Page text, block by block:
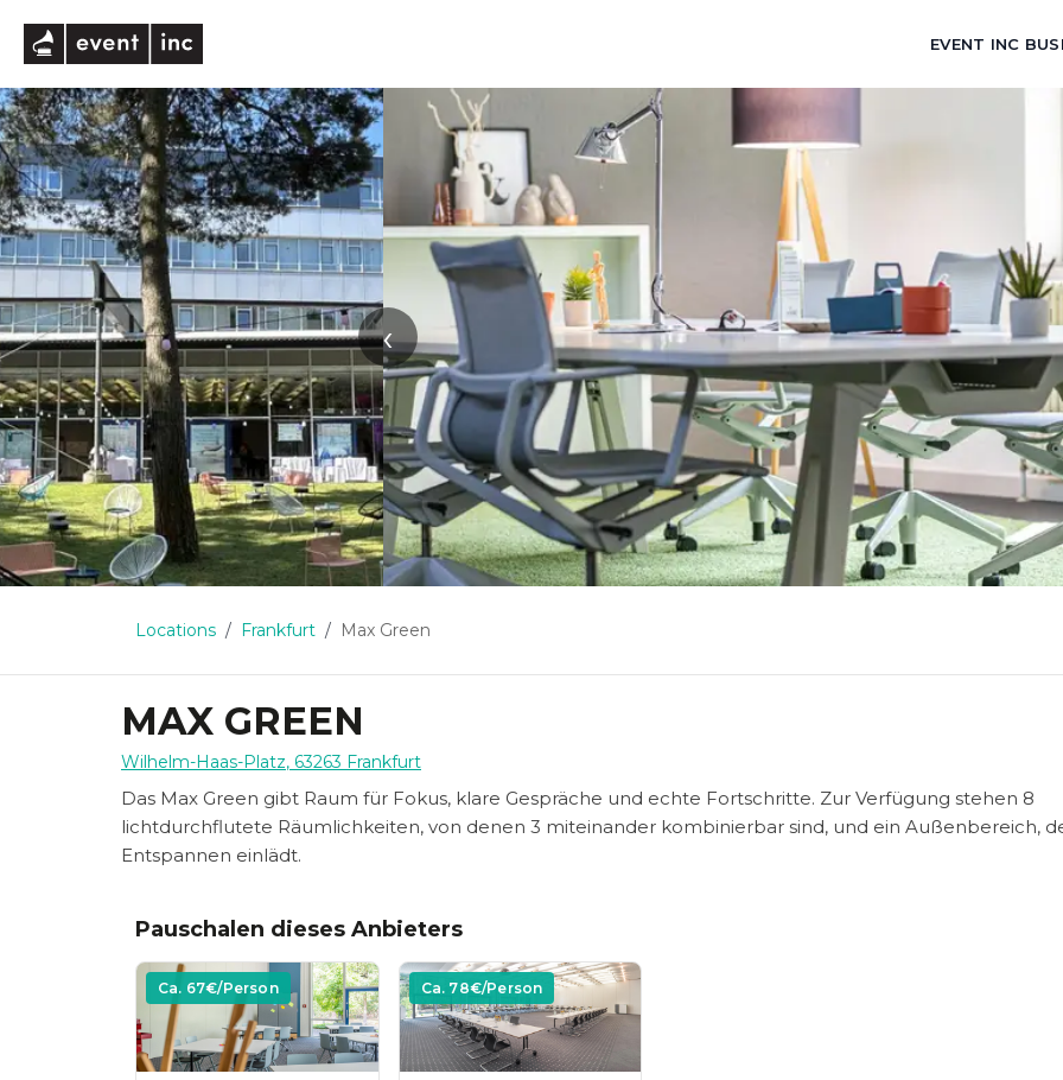
EVENT INC
‹
Locations Frankfurt Max Green
MAX GREEN
Wilhelm-Haas-Platz, 63263 Frankfurt
Das Max Green gibt Raum für Fokus, klare Gespräche und echte Fortschritte. Zur Verfügung stehen 8
lichtdurchflutete Räumlichkeiten, von denen 3 miteinander kombinierbar sind, und ein Außenbereich,
Entspannen einlädt.
Pauschalen dieses Anbieters
Ca. 67€/Person Ca. 78€/Person